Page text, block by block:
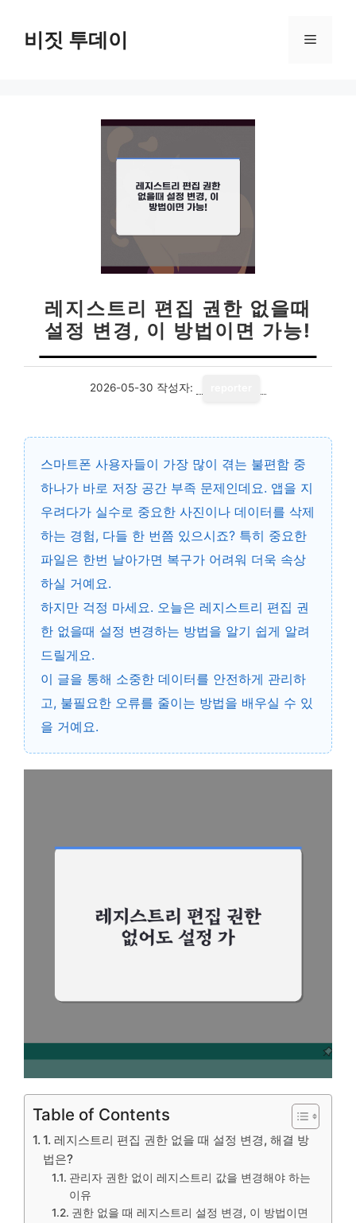
비짓 투데이 메
레지스트리 편집 권한 없을때
설정 변경, 이 방법이면 가능!
2026-05-30 작성자:
스마트폰 사용자들이 가장 많이 겪는 불편함 중
하나가 바로 저장 공간 부족 문제인데요. 앱을 지
우려다가 실수로 중요한 사진이나 데이터를 삭제
하는 경험, 다들 한 번쯤 있으시죠? 특히 중요한
파일은 한번 날아가면 복구가 어려워 더욱 속상
하실 거예요.
하지만 걱정 마세요. 오늘은 레지스트리 편집 권
한 없을때 설정 변경하는 방법을 알기 쉽게 알려
드릴게요.
이 글을 통해 소중한 데이터를 안전하게 관리하
고, 불필요한 오류를 줄이는 방법을 배우실 수 있
을 거예요.
Table of Contents
1. 레지스트리 편집 권한 없을 때 설정 변경, 해결 방
법은?
관리자 권한 없이 레지스트리 값을 변경해야 하는
이유
권한 없을 때 레지스트리 설정 변경, 이 방법이면